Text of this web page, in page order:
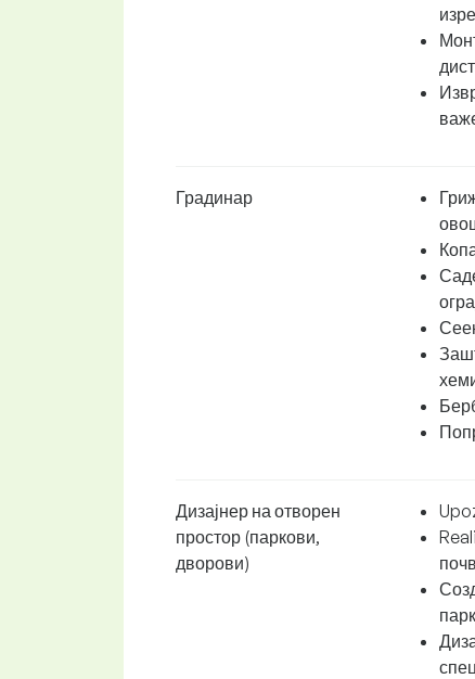
Градинар
Дизајнер на отворен
простор (паркови,
дворови)